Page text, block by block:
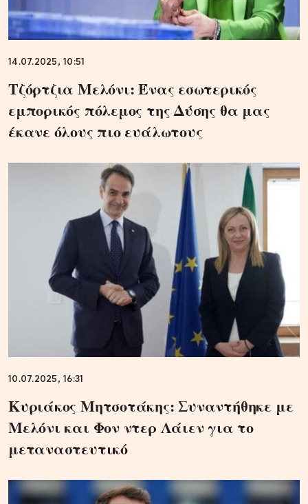
14.07.2025, 10:51
Τζόρτζια Μελόνι: Ένας εσωτερικός
εμπορικός πόλεμος της Δύσης θα μας
έκανε όλους πιο ευάλωτους
10.07.2025, 16:31
Κυριάκος Μητσοτάκης: Συναντήθηκε με
Μελόνι και Φον ντερ Λάιεν για το
μεταναστευτικό